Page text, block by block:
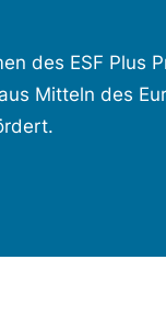
des ESF Plus
Mitteln des